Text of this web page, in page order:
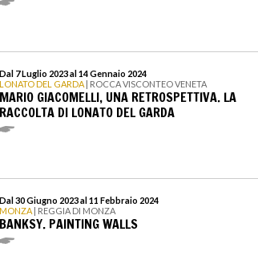
Dal 7 Luglio 2023 al 14 Gennaio 2024
LONATO DEL GARDA | ROCCA VISCONTEO VENETA
MARIO GIACOMELLI, UNA RETROSPETTIVA. LA
RACCOLTA DI LONATO DEL GARDA
Dal 30 Giugno 2023 al 11 Febbraio 2024
MONZA | REGGIA DI MONZA
BANKSY. PAINTING WALLS